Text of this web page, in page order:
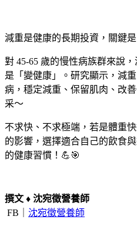
減重是健康的長期投資，關鍵是
對 45-65 歲的慢性病族群來說
是「變健康」。研究顯示，減
病，穩定減重、保留肌肉、改
采～
不求快、不求極端，若是體重
的影響，選擇適合自己的飲食
的健康習慣！💪🎯
撰文 ♦ 沈宛徵營養師
FB｜ 沈宛徵營養師